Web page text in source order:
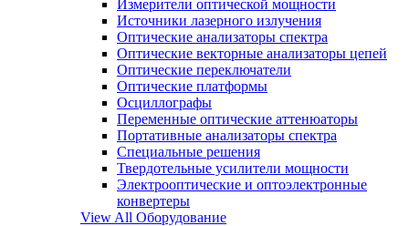
Измерители оптической мощности
Источники лазерного излучения
Оптические анализаторы спектра
Оптические векторные анализаторы цепей
Оптические переключатели
Оптические платформы
Осциллографы
Переменные оптические аттенюаторы
Портативные анализаторы спектра
Специальные решения
Твердотельные усилители мощности
Электрооптические и оптоэлектронные
конвертеры
View All Оборудование